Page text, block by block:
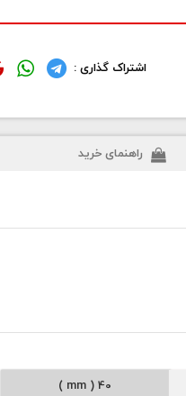
اشتراک گذاری :
راهنمای خرید
40 ( mm )